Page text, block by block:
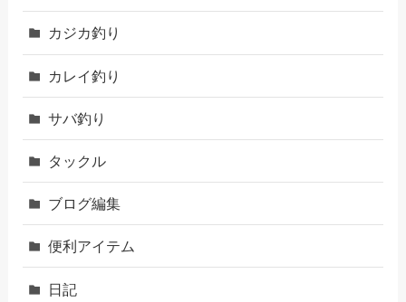
カジカ釣り
カレイ釣り
サバ釣り
タックル
ブログ編集
便利アイテム
日記